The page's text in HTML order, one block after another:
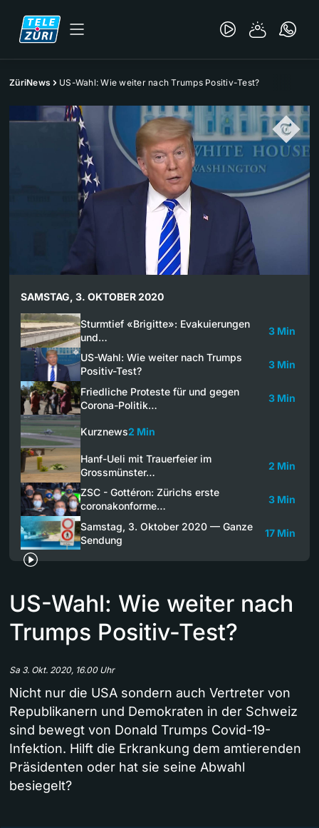
ZüriNews US-Wahl: Wie weiter nach Trumps Positiv-Test?
SAMSTAG, 3. OKTOBER 2020
Sturmtief «Brigitte»: Evakuierungen
und…
3 Min
US-Wahl: Wie weiter nach Trumps
Positiv-Test?
3 Min
Friedliche Proteste für und gegen
Corona-Politik…
3 Min
Kurznews2 Min
Hanf-Ueli mit Trauerfeier im
Grossmünster…
2 Min
ZSC - Gottéron: Zürichs erste
coronakonforme…
3 Min
Samstag, 3. Oktober 2020 — Ganze
Sendung
17 Min
US-Wahl: Wie weiter nach
Trumps Positiv-Test?
Sa 3. Okt. 2020, 16.00 Uhr
Nicht nur die USA sondern auch Vertreter von
Republikanern und Demokraten in der Schweiz
sind bewegt von Donald Trumps Covid-19-
Infektion. Hilft die Erkrankung dem amtierenden
Präsidenten oder hat sie seine Abwahl
besiegelt?